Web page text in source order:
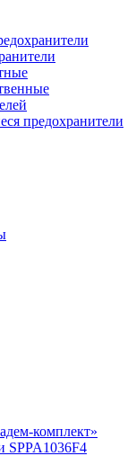
предохранители
комплект»
SPPA1036F4